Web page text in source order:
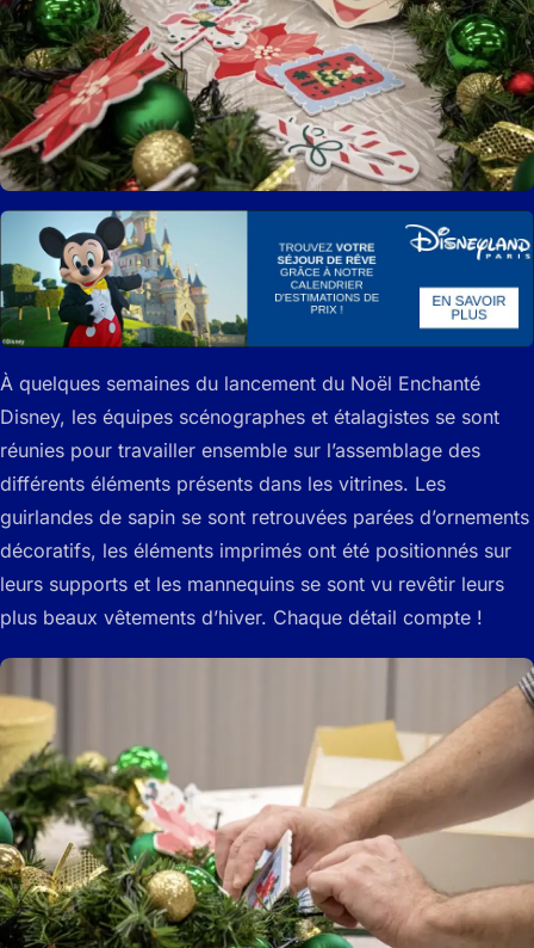
À quelques semaines du lancement du Noël Enchanté
Disney, les équipes scénographes et étalagistes se sont
réunies pour travailler ensemble sur l’assemblage des
différents éléments présents dans les vitrines. Les
guirlandes de sapin se sont retrouvées parées d’ornements
décoratifs, les éléments imprimés ont été positionnés sur
leurs supports et les mannequins se sont vu revêtir leurs
plus beaux vêtements d’hiver. Chaque détail compte !